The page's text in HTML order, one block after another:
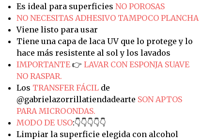
Es ideal para superficies NO POROSAS
NO NECESITAS ADHESIVO TAMPOCO PLANCHA
Viene listo para usar
Tiene una capa de laca UV que lo protege y lo
hace más resistente al sol y los lavados
IMPORTANTE 👉 LAVAR CON ESPONJA SUAVE
NO RASPAR.
Los TRANSFER FÁCILde
@gabrielazorrillatiendadearte SON APTOS
PARA MICROONDAS.
MODO DE USO:👇👇👇👇👇
Limpiar la superficie elegida con alcohol